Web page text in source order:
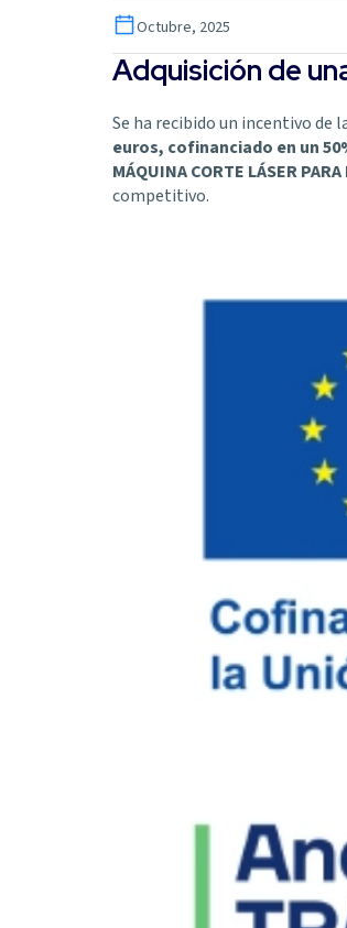
Octubre, 2025
Adquisición de
Se ha recibido un incentivo de
euros, cofinanciado en un
MÁQUINA CORTE LÁSER
competitivo.